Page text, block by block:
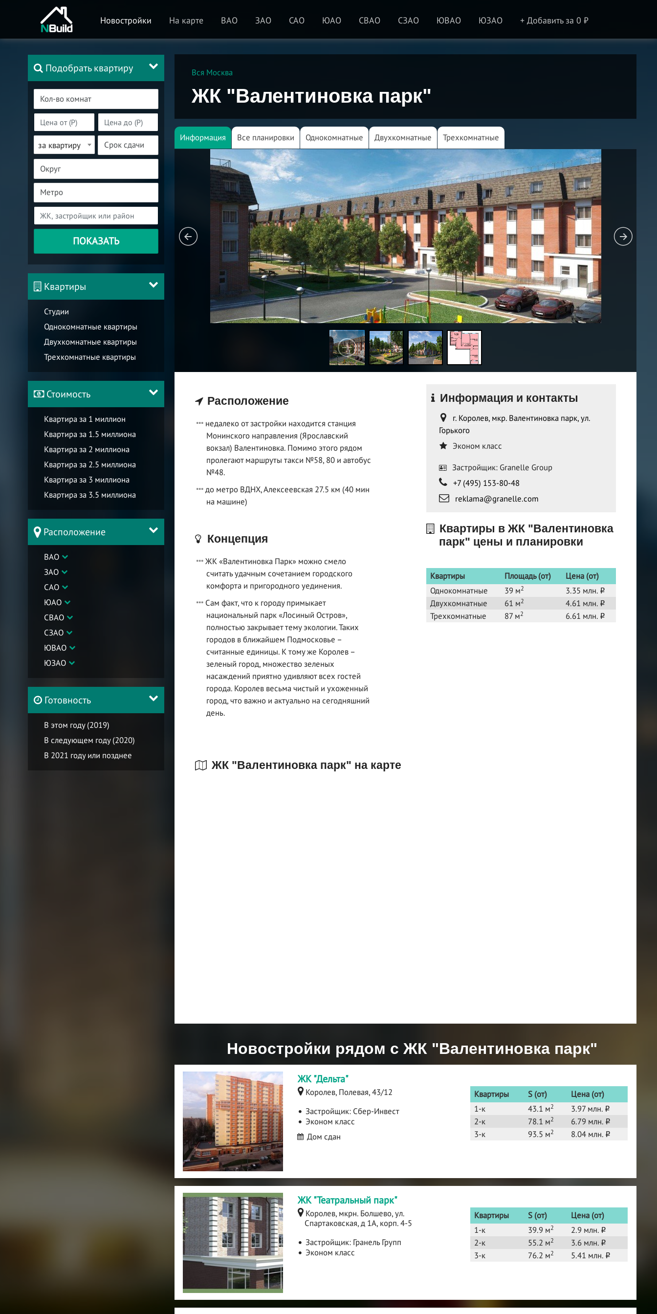
Новостройки На карте ВАО ЗАО САО ЮАО СВАО СЗАО ЮВАО ЮЗАО + Добавить за 0 ₽
Подобрать квартиру
за квартиру
ПОКАЗАТЬ
Квартиры
Студии
Однокомнатные квартиры
Двухкомнатные квартиры
Трехкомнатные квартиры
Стоимость
Квартира за 1 миллион
Квартира за 1.5 миллиона
Квартира за 2 миллиона
Квартира за 2.5 миллиона
Квартира за 3 миллиона
Квартира за 3.5 миллиона
Расположение
ВАО
ЗАО
САО
ЮАО
СВАО
СЗАО
ЮВАО
ЮЗАО
Готовность
В этом году (2019)
В следующем году (2020)
В 2021 году или позднее
Вся Москва
ЖК "Валентиновка парк"
Информация Все планировки Однокомнатные Двухкомнатные Трехкомнатные
Расположение
недалеко от застройки находится станция
Монинского направления (Ярославский
вокзал) Валентиновка. Помимо этого рядом
пролегают маршруты такси №58, 80 и автобус
№48.
до метро ВДНХ, Алексеевская 27.5 км (40 мин
на машине)
Концепция
ЖК «Валентиновка Парк» можно смело
считать удачным сочетанием городского
комфорта и пригородного уединения.
Сам факт, что к городу примыкает
национальный парк «Лосиный Остров»,
полностью закрывает тему экологии. Таких
городов в ближайшем Подмосковье –
считанные единицы. К тому же Королев –
зеленый город, множество зеленых
насаждений приятно удивляют всех гостей
города. Королев весьма чистый и ухоженный
город, что важно и актуально на сегодняшний
день.
Информация и контакты
г. Королев, мкр. Валентиновка парк, ул.
Горького
Эконом класс
Застройщик: Granelle Group
+7 (495) 153-80-48
reklama@granelle.com
Квартиры в ЖК "Валентиновка
парк" цены и планировки
Квартиры Площадь (от)
Цена (от)
Однокомнатные
39 м2 3.35 млн. o
Двухкомнатные 61 м2 4.61 млн. o
Трехкомнатные 87 м2 6.61 млн. o
ЖК "Валентиновка парк" на карте
Новостройки рядом с ЖК "Валентиновка парк"
ЖК "Дельта"
Королев, Полевая, 43/12
Застройщик: Сбер-Инвест
Эконом класс
Дом сдан
Квартиры S (от)
Цена (от)
1-к
43.1 м2 3.97 млн. o
2-к 78.1 м2 6.79 млн. o
3-к 93.5 м2 8.04 млн. o
ЖК "Театральный парк"
Королев, мкрн. Болшево, ул.
Спартаковская, д 1А, корп. 4-5
Застройщик: Гранель Групп
Эконом класс
Квартиры S (от)
Цена (от)
1-к
39.9 м2 2.9 млн. o
2-к 55.2 м2 3.6 млн. o
3-к 76.2 м2 5.41 млн. o